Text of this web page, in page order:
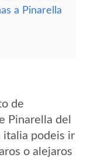
a Pinarella
de
Pinarella del
italia podeis ir
o alejaros